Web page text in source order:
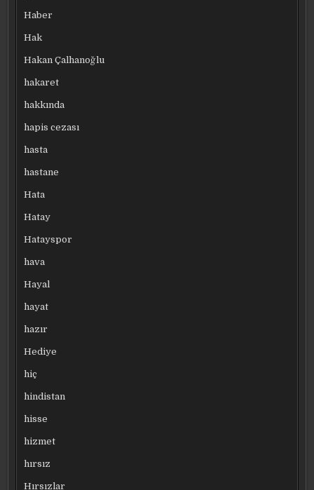
Haber
Hak
Hakan Çalhanoğlu
hakaret
hakkında
hapis cezası
hasta
hastane
Hata
Hatay
Hatayspor
hava
Hayal
hayat
hazır
Hediye
hiç
hindistan
hisse
hizmet
hırsız
Hırsızlar